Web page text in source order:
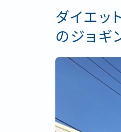
ダイエッ
のジョギ